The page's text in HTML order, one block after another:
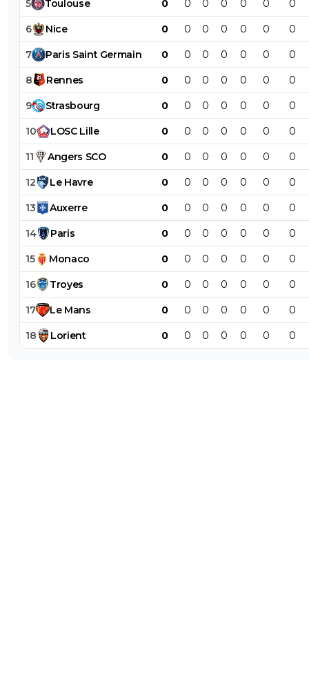
5 Toulouse 0 0 0 0 0 0 0
6 Nice 0 0 0 0 0 0 0
7 Paris Saint Germain 0 0 0 0 0 0 0
8 Rennes 0 0 0 0 0 0 0
9 Strasbourg 0 0 0 0 0 0 0
10 LOSC Lille 0 0 0 0 0 0 0
11 Angers SCO 0 0 0 0 0 0 0
12 Le Havre 0 0 0 0 0 0 0
13 Auxerre 0 0 0 0 0 0 0
14 Paris 0 0 0 0 0 0 0
15 Monaco 0 0 0 0 0 0 0
16 Troyes 0 0 0 0 0 0 0
17 Le Mans 0 0 0 0 0 0 0
18 Lorient 0 0 0 0 0 0 0